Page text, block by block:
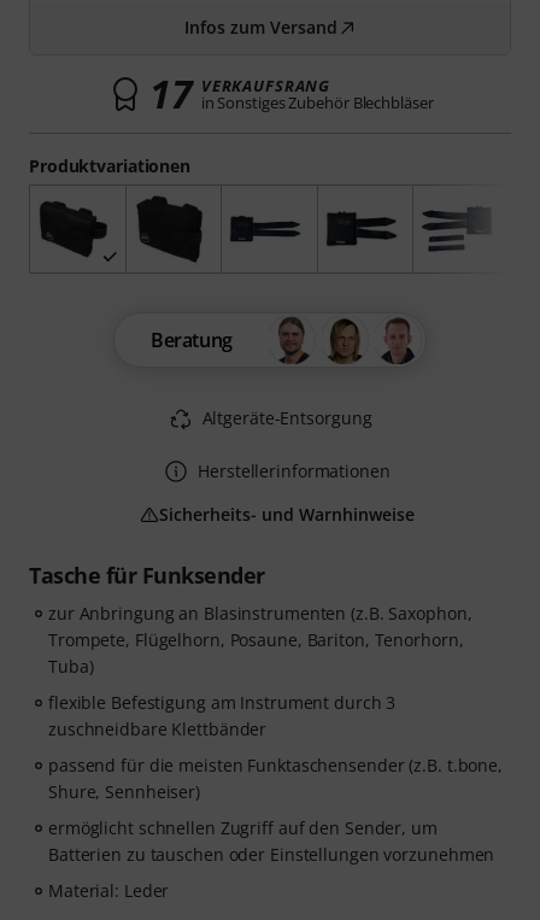
Tasche für Funksender
zur Anbringung an Blasinstrumenten (z.B. Saxophon,
Trompete, Flügelhorn, Posaune, Bariton, Tenorhorn,
Tuba)
flexible Befestigung am Instrument durch 3
zuschneidbare Klettbänder
passend für die meisten Funktaschensender (z.B. t.bone,
Shure, Sennheiser)
ermöglicht schnellen Zugriff auf den Sender, um
Batterien zu tauschen oder Einstellungen vorzunehmen
Material: Leder
Produktvariationen
Infos zum Versand
17 VERKAUFSRANG
in Sonstiges Zubehör Blechbläser
Beratung
Altgeräte-Entsorgung
Herstellerinformationen
Sicherheits- und Warnhinweise